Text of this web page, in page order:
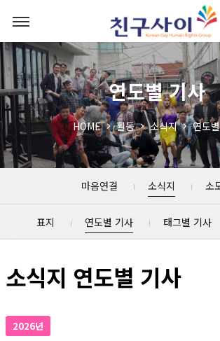
연도별 기사
HOME 활동 소식지 연도
마음연결 소식지 소
표지 연도별 기사 태그별 기사
소식지 연도별 기사
2026년